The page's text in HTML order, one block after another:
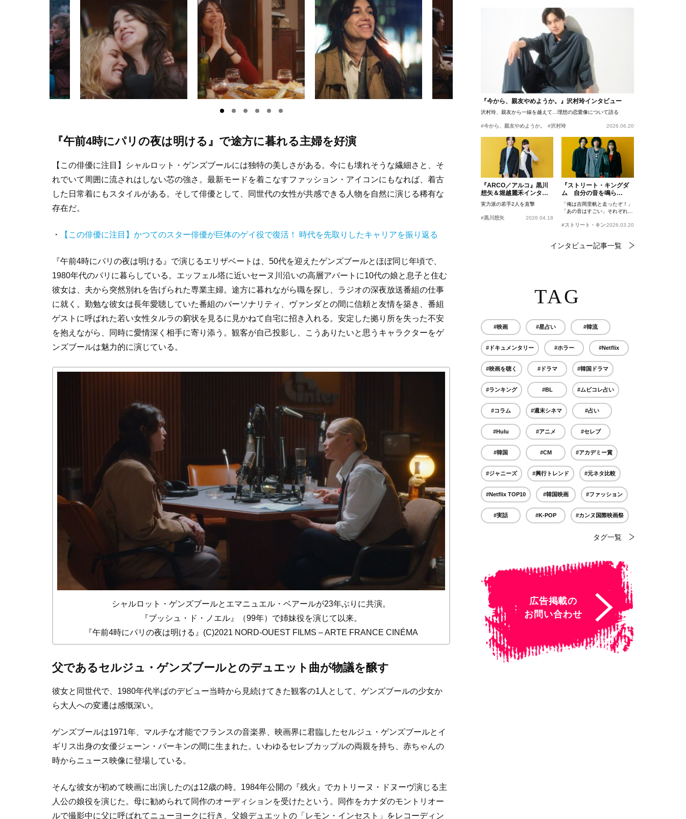
『午前4時にパリの夜は明ける』で途方に暮れる主婦を好演
【この俳優に注目】シャルロット・ゲンズブールには独特の美しさがある。今にも壊れそうな繊細さと、そ
れでいて周囲に流されはしない芯の強さ。最新モードを着こなすファッション・アイコンにもなれば、着古
した日常着にもスタイルがある。そして俳優として、同世代の女性が共感できる人物を自然に演じる稀有な
存在だ。
・ 【この俳優に注目】かつてのスター俳優が巨体のゲイ役で復活！ 時代を先取りしたキャリアを振り返る
『午前4時にパリの夜は明ける』で演じるエリザベートは、50代を迎えたゲンズブールとほぼ同じ年頃で、
1980年代のパリに暮らしている。エッフェル塔に近いセーヌ川沿いの高層アパートに10代の娘と息子と住む
彼女は、夫から突然別れを告げられた専業主婦。途方に暮れながら職を探し、ラジオの深夜放送番組の仕事
に就く。勤勉な彼女は長年愛聴していた番組のパーソナリティ、ヴァンダとの間に信頼と友情を築き、番組
ゲストに呼ばれた若い女性タルラの窮状を見るに見かねて自宅に招き入れる。安定した拠り所を失った不安
を抱えながら、同時に愛情深く相手に寄り添う。観客が自己投影し、こうありたいと思うキャラクターをゲ
ンズブールは魅力的に演じている。
シャルロット・ゲンズブールとエマニュエル・ベアールが23年ぶりに共演。
『ブッシュ・ド・ノエル』（99年）で姉妹役を演じて以来。
『午前4時にパリの夜は明ける』(C)2021 NORD-OUEST FILMS – ARTE FRANCE CINÉMA
父であるセルジュ・ゲンズブールとのデュエット曲が物議を醸す
彼女と同世代で、1980年代半ばのデビュー当時から見続けてきた観客の1人として、ゲンズブールの少女か
ら大人への変遷は感慨深い。
ゲンズブールは1971年、マルチな才能でフランスの音楽界、映画界に君臨したセルジュ・ゲンズブールとイ
ギリス出身の女優ジェーン・バーキンの間に生まれた。いわゆるセレブカップルの両親を持ち、赤ちゃんの
時からニュース映像に登場している。
そんな彼女が初めて映画に出演したのは12歳の時。1984年公開の『残火』でカトリーヌ・ドヌーヴ演じる主
人公の娘役を演じた。母に勧められて同作のオーディションを受けたという。同作をカナダのモントリオー
ルで撮影中に父に呼ばれてニューヨークに行き、父娘デュエットの「レモン・インセスト」をレコーディン
『今から、親友やめようか。』沢村玲インタビュー
沢村玲、親友から一線を越えて…理想の恋愛像について語る
#今から、親友やめようか。 #沢村玲 2026.06.20
『ARCO／アルコ』黒川
想矢＆堀越麗禾インタビ
ュー
実力派の若手2人を直撃
#黒川想矢 2026.04.18
『ストリート・キングダ
ム 自分の音を鳴ら
せ。』峯田和伸、若葉竜
也、吉岡里帆インタビュ
ー
「俺は吉岡里帆と走ったぞ！」
「あの音はすごい」それぞれの
#ストリート・キングダム 自分の音を鳴らせ。
2026.03.20
インタビュー記事一覧
TAG
#映画 #星占い #韓流
#ドキュメンタリー #ホラー #Netflix
#映画を聴く #ドラマ #韓国ドラマ
#ランキング #BL #ムビコレ占い
#コラム #週末シネマ #占い
#Hulu #アニメ #セレブ
#韓国 #CM #アカデミー賞
#ジャニーズ #興行トレンド #元ネタ比較
#Netflix TOP10 #韓国映画 #ファッション
#実話 #K-POP #カンヌ国際映画祭
タグ一覧
広告掲載の
お問い合わせ